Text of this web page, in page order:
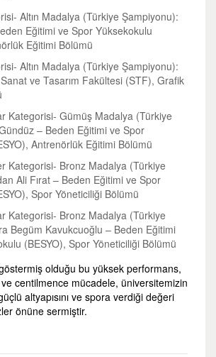
Altın Madalya (Türkiye Şampiyonu):
Eğitimi ve Spor Yüksekokulu
Eğitimi Bölümü
Altın Madalya (Türkiye Şampiyonu):
ve Tasarım Fakültesi (STF), Grafik
Kategorisi- Gümüş Madalya (Türkiye
– Beden Eğitimi ve Spor
Antrenörlük Eğitimi Bölümü
Kategorisi- Bronz Madalya (Türkiye
Ali Fırat – Beden Eğitimi ve Spor
Spor Yöneticiliği Bölümü
Kategorisi- Bronz Madalya (Türkiye
Begüm Kavukcuoğlu – Beden Eğitimi
(BESYO), Spor Yöneticiliği Bölümü
göstermiş olduğu bu yüksek performans,
ve centilmence mücadele, üniversitemizin
altyapısını ve spora verdiği değeri
önüne sermiştir.